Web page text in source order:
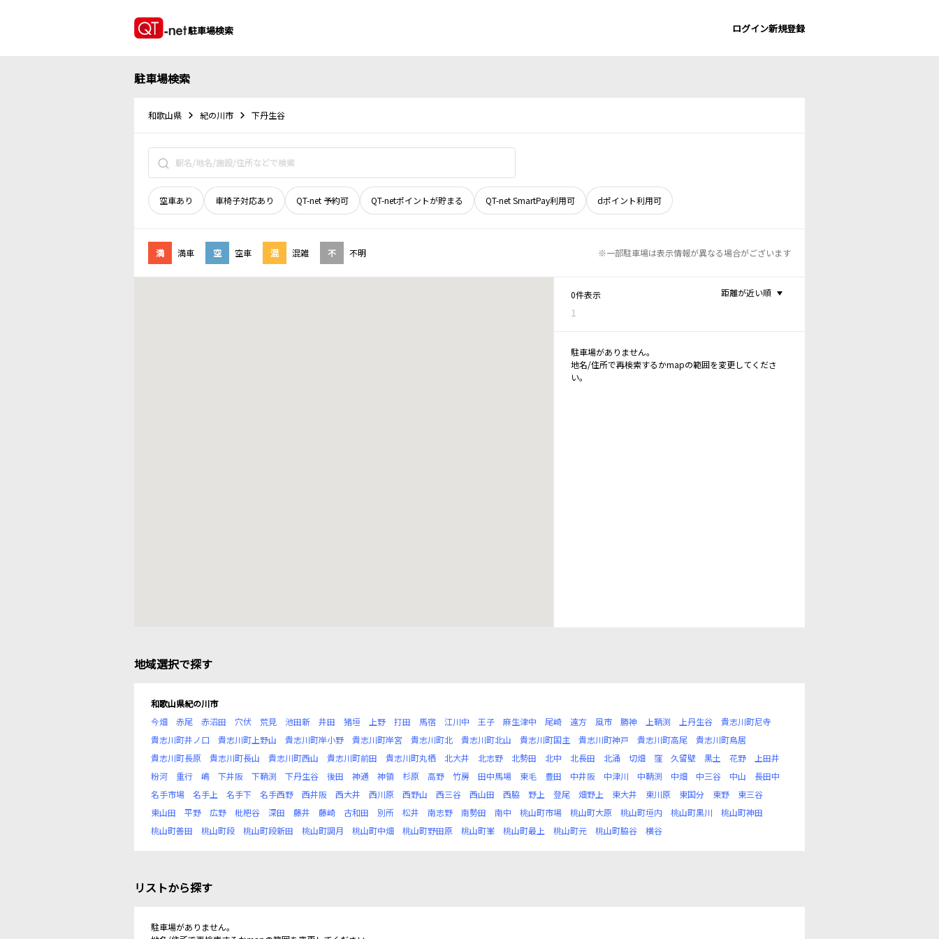
駐車場検索 ログイン新規登録
駐車場検索
和歌山県 紀の川市 下丹生谷
空車あり 車椅子対応あり QT-net 予約可 QT-netポイントが貯まる QT-net SmartPay利用可 dポイント利用可
満 満車 空 空車 混 混雑 不 不明 ※一部駐車場は表示情報が異なる場合がございます
0件表示
1
距離が近い順
駐車場がありません。
地名/住所で再検索するかmapの範囲を変更してくださ
い。
地域選択で探す
和歌山県紀の川市
今畑
赤尾 赤沼田 穴伏 荒見 池田新 井田 猪垣 上野 打田 馬宿 江川中 王子 麻生津中 尾崎 遠方 風市 勝神 上鞆渕 上丹生谷
貴志川町尼寺
貴志川町井ノ口
貴志川町上野山 貴志川町岸小野 貴志川町岸宮 貴志川町北 貴志川町北山 貴志川町国主 貴志川町神戸 貴志川町高尾
貴志川町鳥居
貴志川町長原
貴志川町長山 貴志川町西山 貴志川町前田 貴志川町丸栖 北大井 北志野 北勢田 北中 北長田 北涌 切畑 窪 久留壁 黒土 花野
上田井
粉河
重行 嶋 下井阪 下鞆渕 下丹生谷 後田 神通 神領 杉原 高野 竹房 田中馬場 東毛 豊田 中井阪 中津川 中鞆渕 中畑 中三谷 中山
長田中
名手市場
名手上 名手下 名手西野 西井阪 西大井 西川原 西野山 西三谷 西山田 西脇 野上 登尾 畑野上 東大井 東川原 東国分 東野
東三谷
東山田
平野 広野 枇杷谷 深田 藤井 藤崎 古和田 別所 松井 南志野 南勢田 南中 桃山町市場 桃山町大原 桃山町垣内 桃山町黒川
桃山町神田
桃山町善田
桃山町段 桃山町段新田 桃山町調月 桃山町中畑 桃山町野田原 桃山町峯 桃山町最上 桃山町元 桃山町脇谷 横谷
リストから探す
駐車場がありません。